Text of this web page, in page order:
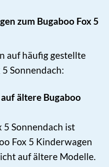
zum Bugaboo Fox 5
auf häufig gestellte
Sonnendach:
ältere Bugaboo
5 Sonnendach ist
Fox 5 Kinderwagen
auf ältere Modelle.